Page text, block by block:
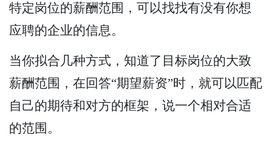
特定岗位的薪酬范围，可以找找有没有你想
应聘的企业的信息。
当你拟合几种方式，知道了目标岗位的大致
薪酬范围，在回答“期望薪资”时，就可以匹配
自己的期待和对方的框架，说一个相对合适
的范围。